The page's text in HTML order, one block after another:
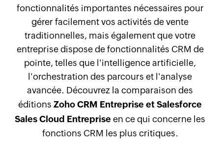
fonctionnalités importantes nécessaires pour
gérer facilement vos activités de vente
traditionnelles, mais également que votre
entreprise dispose de fonctionnalités CRM de
pointe, telles que l'intelligence artificielle,
l'orchestration des parcours et l'analyse
avancée. Découvrez la comparaison des
éditions Zoho CRM Entreprise et Salesforce
Sales Cloud Entreprise en ce qui concerne les
fonctions CRM les plus critiques.